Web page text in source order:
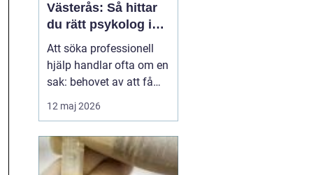
Västerås: Så hittar
du rätt psykolog i
Västerås för samtal
och terapi
Att söka professionell
hjälp handlar ofta om en
sak: behovet av att få
prata med någon som
lyssnar, förstår och kan
perspektiv. Många som
letar efter Psykolog
12 maj 2026